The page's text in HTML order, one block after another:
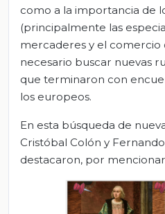
como a la importancia de
(principalmente las
mercaderes y el comercio
necesario buscar nuevas
que terminaron con
los europeos.
En esta búsqueda de
Cristóbal Colón y
destacaron, por